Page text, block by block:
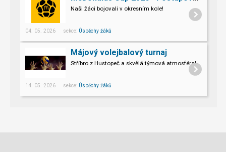
Naši žáci bojovali v okresním kole!
04. 05. 2026 sekce: Úspěchy žáků
Májový volejbalový turnaj
Stříbro z Hustopeč a skvělá týmová atmosféra!
14. 05. 2026 sekce: Úspěchy žáků